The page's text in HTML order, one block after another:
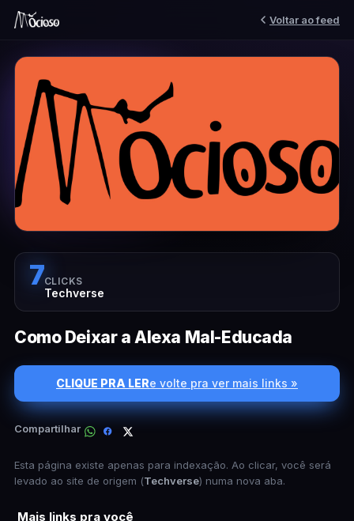
Voltar ao feed
7CLICKS
Techverse
Como Deixar a Alexa Mal-Educada
CLIQUE PRA LERe volte pra ver mais links »
Compartilhar
Esta página existe apenas para indexação. Ao clicar, você será
levado ao site de origem (Techverse) numa nova aba.
Mais links pra você